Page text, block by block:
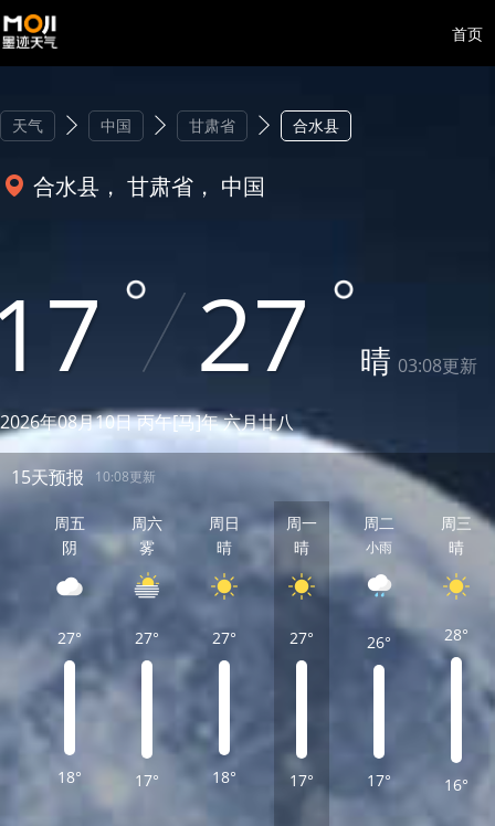
首页
天气 中国 甘肃省 合水县
合水县， 甘肃省， 中国
27 晴 03:08更新
2026年08月10日 丙午[马]年 六月廿八
15天预报 10:08更新
周五
阴
27°
18°
周六
雾
27°
17°
周日
晴
27°
18°
周一
晴
27°
17°
周二
小雨
26°
17°
周三
晴
28°
16°